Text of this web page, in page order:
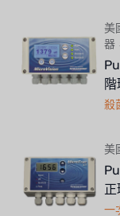
美
器
殺
美
一